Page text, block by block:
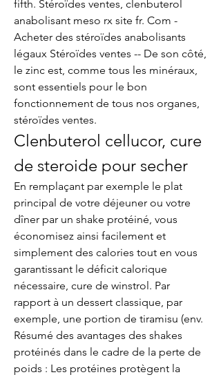
fifth. Stéroïdes ventes, clenbuterol
anabolisant meso rx site fr. Com -
Acheter des stéroïdes anabolisants
légaux Stéroïdes ventes -- De son côté,
le zinc est, comme tous les minéraux,
sont essentiels pour le bon
fonctionnement de tous nos organes,
stéroïdes ventes.
Clenbuterol cellucor, cure
de steroide pour secher
En remplaçant par exemple le plat
principal de votre déjeuner ou votre
dîner par un shake protéiné, vous
économisez ainsi facilement et
simplement des calories tout en vous
garantissant le déficit calorique
nécessaire, cure de winstrol. Par
rapport à un dessert classique, par
exemple, une portion de tiramisu (env.
Résumé des avantages des shakes
protéinés dans le cadre de la perte de
poids : Les protéines protègent la